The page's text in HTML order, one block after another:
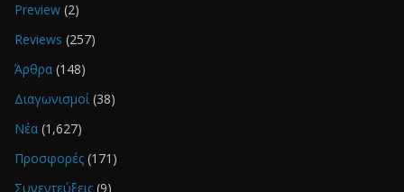
Preview (2)
Reviews (257)
Άρθρα (148)
Διαγωνισμοί(38)
Νέα (1,627)
Προσφορές (171)
Συνεντεύξεις (9)